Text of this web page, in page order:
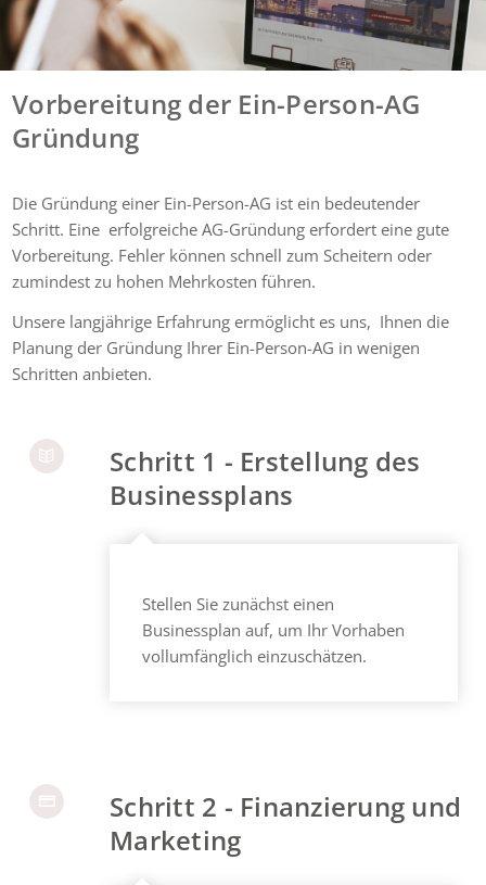
Vorbereitung der Ein-Person-AG
Gründung
Die Gründung einer Ein-Person-AG ist ein bedeutender
Schritt. Eine erfolgreiche AG-Gründung erfordert eine gute
Vorbereitung. Fehler können schnell zum Scheitern oder
zumindest zu hohen Mehrkosten führen.
Unsere langjährige Erfahrung ermöglicht es uns, Ihnen die
Planung der Gründung Ihrer Ein-Person-AG in wenigen
Schritten anbieten.
Schritt 1 - Erstellung des
Businessplans
Stellen Sie zunächst einen
Businessplan auf, um Ihr Vorhaben
vollumfänglich einzuschätzen.
Schritt 2 - Finanzierung und
Marketing